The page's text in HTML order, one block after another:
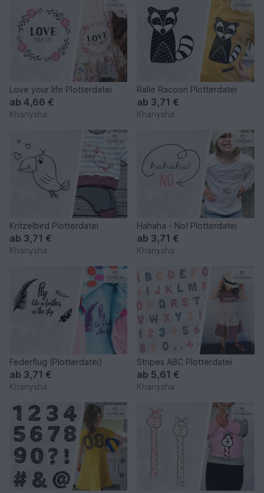
Love your life Plotterdatei
ab 4,66 €
Khanysha
Ralle Racoon Plotterdatei
ab 3,71 €
Khanysha
Kritzelbird Plotterdatei
ab 3,71 €
Khanysha
Hahaha - No! Plotterdatei
ab 3,71 €
Khanysha
Federflug (Plotterdatei)
ab 3,71 €
Khanysha
Stripes ABC Plotterdatei
ab 5,61 €
Khanysha